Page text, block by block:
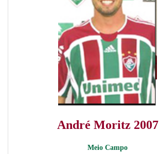
André Moritz 2007
Meio Campo